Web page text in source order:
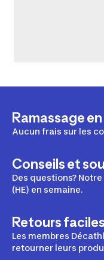
Ramassage
Aucun frais sur les
Conseils et
Des questions?
(HE) en semaine.
Retours faciles
Les membres
retourner leurs